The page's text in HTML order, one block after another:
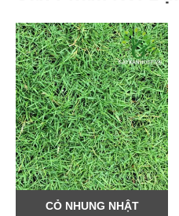
CỎ NHUNG NHẬT